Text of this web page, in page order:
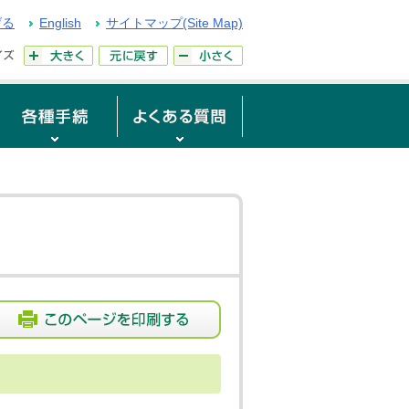
English サイトマップ(Site Map)